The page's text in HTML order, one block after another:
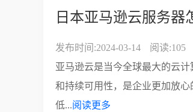
日本亚马逊云服务器
发布时间:2024-03-14
阅读:105
亚马逊云是当今全球最大的云
和持续可用性，是企业更加放
低...阅读更多